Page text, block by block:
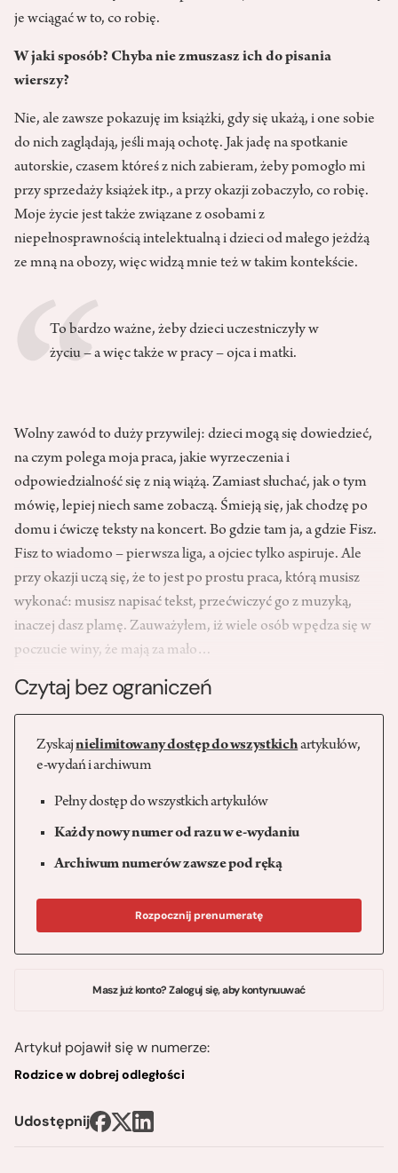
je wciągać w to, co robię.
W jaki sposób? Chyba nie zmuszasz ich do pisania
wierszy?
Nie, ale zawsze pokazuję im książki, gdy się ukażą, i one sobie
do nich zaglądają, jeśli mają ochotę. Jak jadę na spotkanie
autorskie, czasem któreś z nich zabieram, żeby pomogło mi
przy sprzedaży książek itp., a przy okazji zobaczyło, co robię.
Moje życie jest także związane z osobami z
niepełnosprawnością intelektualną i dzieci od małego jeżdżą
ze mną na obozy, więc widzą mnie też w takim kontekście.
To bardzo ważne, żeby dzieci uczestniczyły w
życiu – a więc także w pracy – ojca i matki.
Wolny zawód to duży przywilej: dzieci mogą się dowiedzieć,
na czym polega moja praca, jakie wyrzeczenia i
odpowiedzialność się z nią wiążą. Zamiast słuchać, jak o tym
mówię, lepiej niech same zobaczą. Śmieją się, jak chodzę po
domu i ćwiczę teksty na koncert. Bo gdzie tam ja, a gdzie Fisz.
Fisz to wiadomo – pierwsza liga, a ojciec tylko aspiruje. Ale
przy okazji uczą się, że to jest po prostu praca, którą musisz
wykonać: musisz napisać tekst, przećwiczyć go z muzyką,
inaczej dasz plamę. Zauważyłem, iż wiele osób wpędza się w
poczucie winy, że mają za mało…
Czytaj bez ograniczeń
Zyskajnielimitowany dostęp do wszystkichartykułów,
e-wydań i archiwum
Pełny dostęp do wszystkich artykułów
Każdy nowy numer od razu w e-wydaniu
Archiwum numerów zawsze pod ręką
Rozpocznij prenumeratę
Masz już konto? Zaloguj się, aby kontynuuwać
Artykuł pojawił się w numerze:
Rodzice w dobrej odległości
Udostępnij